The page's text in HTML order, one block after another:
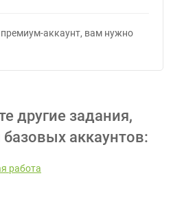
премиум-аккаунт, вам нужно
другие задания,
аккаунтов:
работа